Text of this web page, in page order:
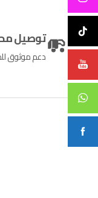
توصيل
دعم موثوق